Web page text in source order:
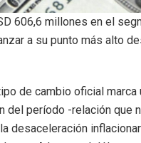
606,6 millones en el
a su punto más alto
de cambio oficial
del período -relación
desaceleración